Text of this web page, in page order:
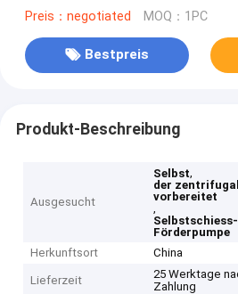
Preis：negotiated MOQ：1PC
Bestpreis
Produkt-Beschreibung
Ausgesucht
Selbst,
der
vorbereitet
,
Förderpumpe
Herkunftsort
China
Lieferzeit
25 Werktage
Zahlung